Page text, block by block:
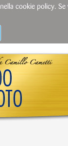
cookie policy.